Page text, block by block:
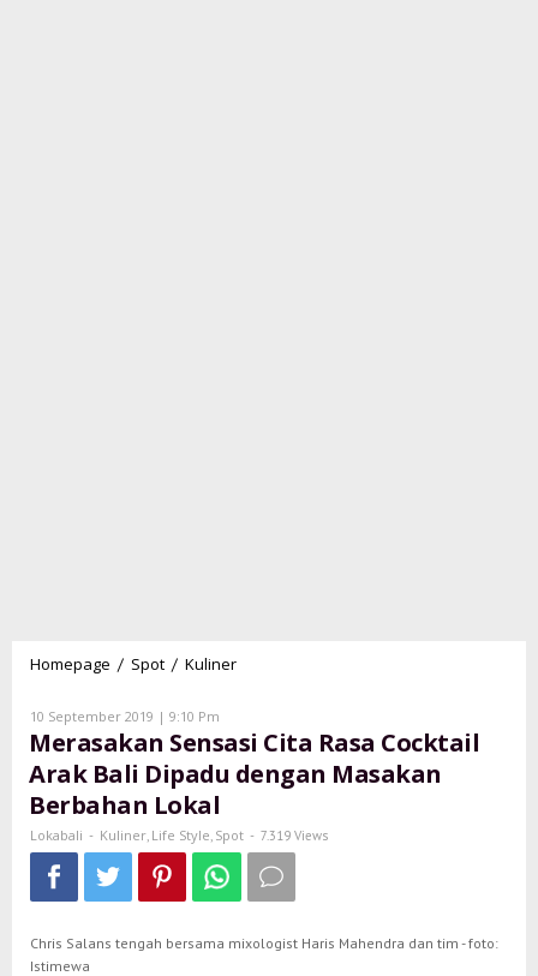
Homepage / Spot / KulinerMerasakan
Rasa
Cocktail
Arak
dengan
Masakan
Berbahan
10 September 2019 | 9:10 Pm
Lokabali
Merasakan Sensasi Cita Rasa Cocktail
Arak Bali Dipadu dengan Masakan
Berbahan Lokal
Lokabali - Kuliner, Life Style, Spot - 7.319 Views
Chris Salans tengah bersama mixologist Haris Mahendra dan tim - foto:
Istimewa